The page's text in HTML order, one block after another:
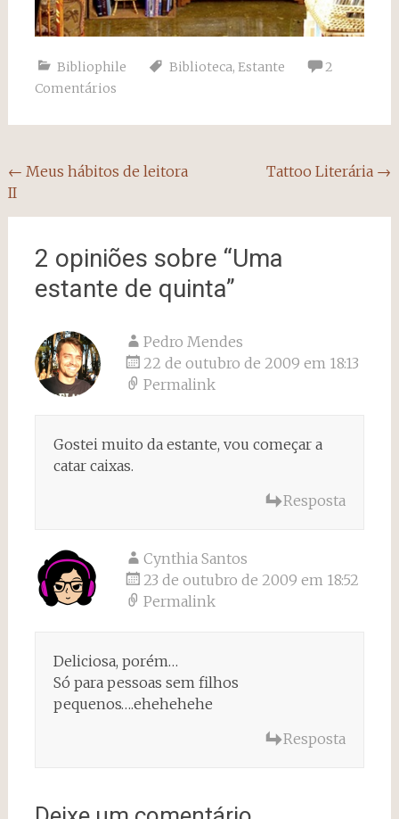
Bibliophile Biblioteca, Estante
2
Comentários
Navegação
do
← Meus hábitos de leitora
II
Tattoo Literária →
2 opiniões sobre “Uma
estante de quinta”
Pedro Mendes
22 de outubro de 2009 em 18:13
Permalink
Gostei muito da estante, vou começar a
catar caixas.
Resposta
Cynthia Santos
23 de outubro de 2009 em 18:52
Permalink
Deliciosa, porém…
Só para pessoas sem filhos
pequenos….ehehehehe
Resposta